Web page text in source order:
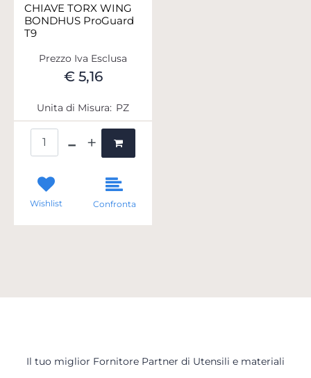
CHIAVE TORX WING
BONDHUS ProGuard
T9
Prezzo Iva Esclusa
€ 5,16
Unita di Misura: PZ
Wishlist Confronta
Il tuo miglior Fornitore Partner di Utensili e materiali